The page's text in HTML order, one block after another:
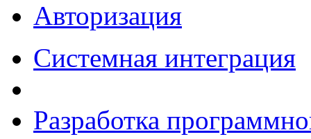
Авторизация
Системная интеграция
Разработка